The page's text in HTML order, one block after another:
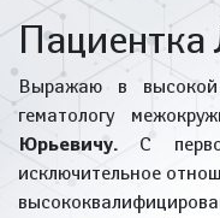
Пациентка
Выражаю в высокой
гематологу
Юрьевичу. С
исключительное